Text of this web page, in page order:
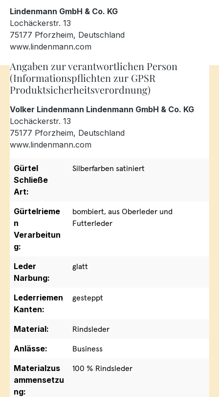
Lindenmann GmbH & Co. KG
Lochäckerstr. 13
75177 Pforzheim, Deutschland
www.lindenmann.com
Angaben zur verantwortlichen Person
(Informationspflichten zur GPSR
Produktsicherheitsverordnung)
Volker Lindenmann Lindenmann GmbH & Co. KG
Lochäckerstr. 13
75177 Pforzheim, Deutschland
www.lindenmann.com
Gürtel
Schließe
Art:
Silberfarben satiniert
Gürtelrieme
n
Verarbeitun
g:
bombiert, aus Oberleder und
Futterleder
Leder
Narbung:
glatt
Lederriemen
Kanten:
gesteppt
Material:
Rindsleder
Anlässe:
Business
Materialzus
ammensetzu
ng:
100 % Rindsleder